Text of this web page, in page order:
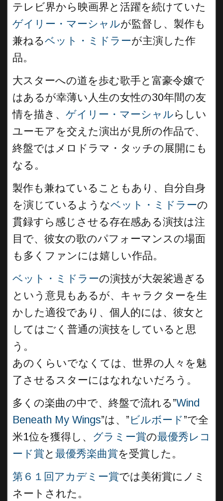
テレビ界から映画界と活躍を続けていた
ゲイリー・マーシャルが監督し、製作も
兼ねるベット・ミドラーが主演した作
品。
大スターへの道を歩む歌手と富豪令嬢で
はあるが幸薄い人生の女性の30年間の友
情を描き、 ゲイリー・マーシャルらしい
ユーモアを交えた演出が見所の作品で、
終盤ではメロドラマ・タッチの展開にも
なる。
製作も兼ねていることもあり、自分自身
を演じているようなベット・ミドラーの
貫録すら感じさせる存在感ある演技は注
目で、彼女の歌のパフォーマンスの場面
も多くファンには嬉しい作品。
ベット・ミドラーの演技が大袈裟過ぎる
という意見もあるが、キャラクターを生
かした適役であり、個人的には、彼女と
してはごく普通の演技をしていると思
う。
あのくらいでなくては、世界の人々を魅
了させるスターにはなれないだろう。
多くの楽曲の中で、終盤で流れる”Wind
Beneath My Wings”は、” ビルボード”で全
米1位を獲得し、 グラミー賞の最優秀レコ
ード賞と 最優秀楽曲賞を受賞した。
第６１回アカデミー賞では美術賞にノミ
ネートされた。